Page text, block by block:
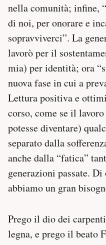
nella comunità; infine,
di noi, per onorare e
sopravviverci”. La
lavorò per il
mia) per identità; ora
nuova fase in cui a
Lettura positiva e
corso, come se il
potesse diventare)
separato dalla
anche dalla “fatica”
generazioni passate.
abbiamo un gran
Prego il dio dei
legna, e prego il beato